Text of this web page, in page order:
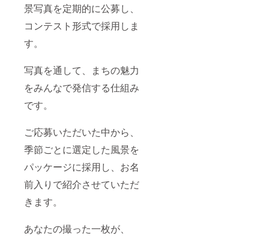
景写真を定期的に公募し、
コンテスト形式で採用しま
す。
写真を通して、まちの魅力
をみんなで発信する仕組み
です。
ご応募いただいた中から、
季節ごとに選定した風景を
パッケージに採用し、お名
前入りで紹介させていただ
きます。
あなたの撮った一枚が、